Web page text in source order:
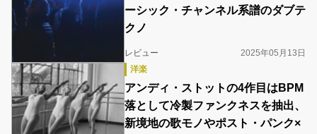
ーシック・チャンネル系譜のダブテ
クノ
レビュー
2025年05月13日
洋楽
アンディ・ストットの4作目はBPM
落として冷製ファンクネスを抽出、
新境地の歌モノやポスト・パンク×